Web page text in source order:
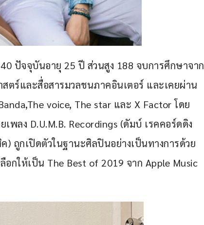
ปัจจุบันอายุ 25 ปี ส่วนสูง 188 จบการศึกษาจาก
ตร์และสื่อสารมวลชนภาคอินเตอร์ และเคยผ่าน
voice, The star และ X Factor โดย
พลง D.U.M.B. Recordings (ดัมบ์ เรคคอร์ดดิง
ค) ถูกเปิดตัวในฐานะศิลปินอย่างเป็นทางการด้วย
อกให้เป็น The Best of 2019 จาก Apple Music